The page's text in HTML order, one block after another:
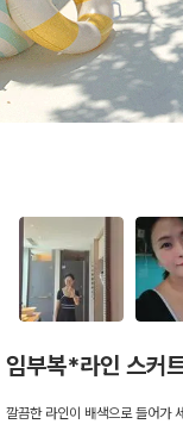
임부복*라인 스커
깔끔한 라인이 배색으로 들어가